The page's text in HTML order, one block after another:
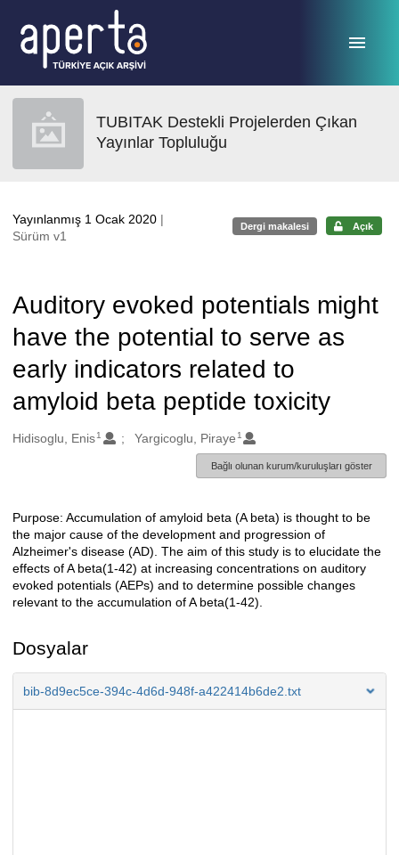
TUBITAK Destekli Projelerden Çıkan
Yayınlar Topluluğu
Yayınlanmış 1 Ocak 2020 |
Sürüm v1
Dergi makalesi Açık
Auditory evoked potentials might
have the potential to serve as
early indicators related to
amyloid beta peptide toxicity
Oluşturanlar
Hidisoglu, Enis1 Yargicoglu, Piraye 1
Bağlı olunan kurum/kuruluşları göster
Açıklama
Purpose: Accumulation of amyloid beta (A beta) is thought to be
the major cause of the development and progression of
Alzheimer's disease (AD). The aim of this study is to elucidate the
effects of A beta(1-42) at increasing concentrations on auditory
evoked potentials (AEPs) and to determine possible changes
relevant to the accumulation of A beta(1-42).
Dosyalar
bib-8d9ec5ce-394c-4d6d-948f-a422414b6de2.txt